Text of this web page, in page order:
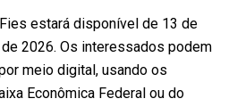
estará disponível de 13 de
2026. Os interessados podem
meio digital, usando os
Econômica Federal ou do